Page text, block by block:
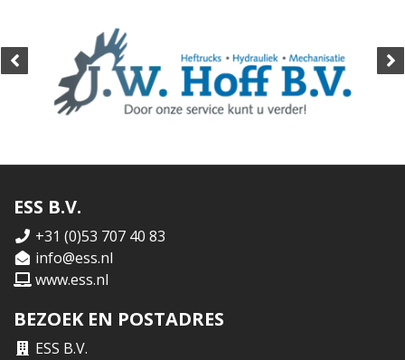
ESS B.V.
+31 (0)53 707 40 83
info@ess.nl
www.ess.nl
BEZOEK EN POSTADRES
ESS B.V.